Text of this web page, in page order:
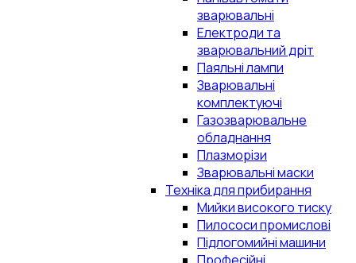
зварювальні
Електроди та
зварювальний дріт
Паяльні лампи
Зварювальні
комплектуючі
Газозварювальне
обладнання
Плазморізи
Зварювальні маски
Техніка для прибирання
Мийки високого тиску
Пилососи промислові
Підлогомийні машини